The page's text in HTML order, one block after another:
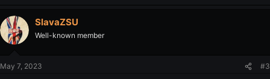
SlavaZSU
Well-known member
May 7, 2023 #3